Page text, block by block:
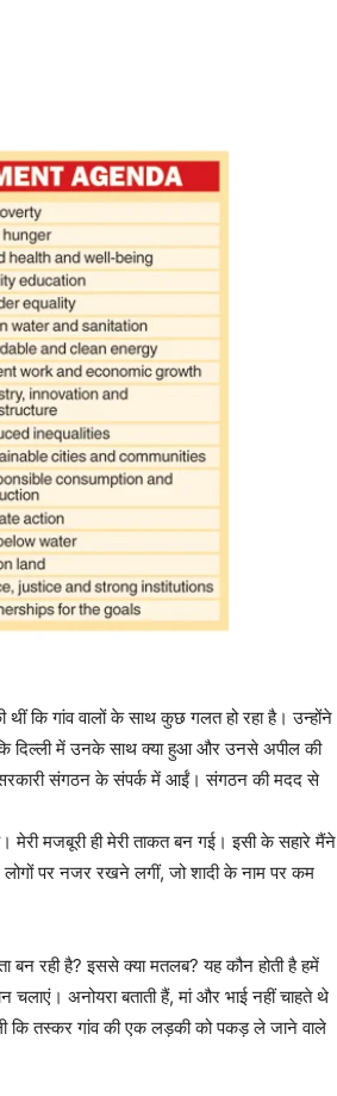
थीं कि गांव वालों के साथ कुछ गलत हो रहा है। उन्होंने
कि दिल्ली में उनके साथ क्या हुआ और उनसे अपील की
संगठन के संपर्क में आईं। संगठन की मदद से
मजबूरी ही मेरी ताकत बन गई। इसी के सहारे मैंने
पर नजर रखने लगीं, जो शादी के नाम पर कम
रही है? इससे क्या मतलब? यह कौन होती है हमें
अनोयरा बताती हैं, मां और भाई नहीं चाहते थे
कि तस्कर गांव की एक लड़की को पकड़ ले जाने वाले